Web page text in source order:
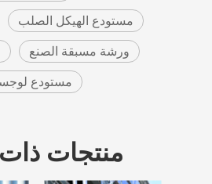
مستودع الهيكل الصلب
ورشة مسبقة الصنع
مستودع
منتجات